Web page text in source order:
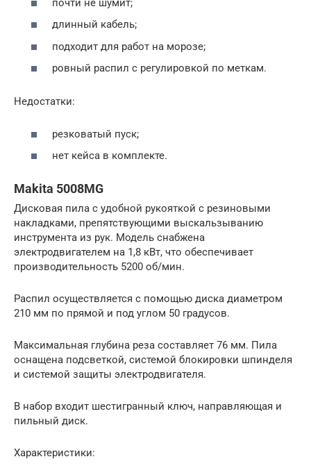
длинный кабель;
подходит для работ на морозе;
ровный распил с регулировкой по меткам.
Недостатки:
резковатый пуск;
нет кейса в комплекте.
Makita 5008MG
Дисковая пила с удобной рукояткой с резиновыми
накладками, препятствующими выскальзыванию
инструмента из рук. Модель снабжена
электродвигателем на 1,8 кВт, что обеспечивает
производительность 5200 об/мин.
Распил осуществляется с помощью диска диаметром
210 мм по прямой и под углом 50 градусов.
Максимальная глубина реза составляет 76 мм. Пила
оснащена подсветкой, системой блокировки шпинделя
и системой защиты электродвигателя.
В набор входит шестигранный ключ, направляющая и
пильный диск.
Характеристики: